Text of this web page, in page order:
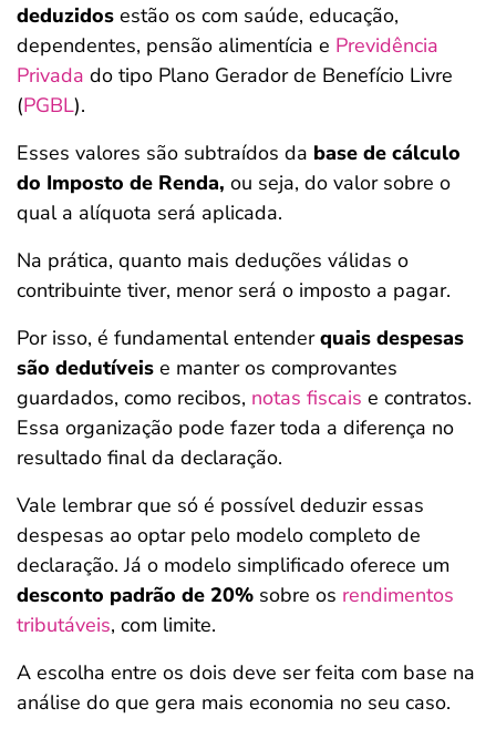
deduzidos estão os com saúde, educação,
dependentes, pensão alimentícia e Previdência
Privada do tipo Plano Gerador de Benefício Livre
(PGBL).
Esses valores são subtraídos da base de cálculo
do Imposto de Renda, ou seja, do valor sobre o
qual a alíquota será aplicada.
Na prática, quanto mais deduções válidas o
contribuinte tiver, menor será o imposto a pagar.
Por isso, é fundamental entenderquais despesas
são dedutíveis e manter os comprovantes
guardados, como recibos, notas fiscais e contratos.
Essa organização pode fazer toda a diferença no
resultado final da declaração.
Vale lembrar que só é possível deduzir essas
despesas ao optar pelo modelo completo de
declaração. Já o modelo simplificado oferece um
desconto padrão de 20% sobre os rendimentos
tributáveis, com limite.
A escolha entre os dois deve ser feita com base na
análise do que gera mais economia no seu caso.